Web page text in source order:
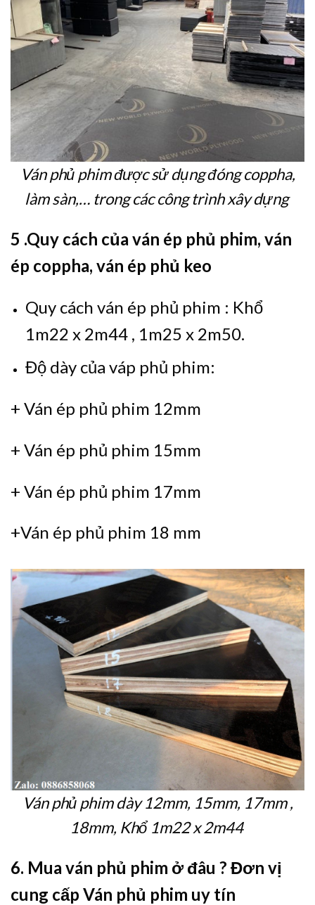
Ván phủ phim được sử dụng đóng coppha,
làm sàn,… trong các công trình xây dựng
5 .Quy cách của ván ép phủ phim, ván
ép coppha, ván ép phủ keo
Quy cách ván ép phủ phim : Khổ
1m22 x 2m44 , 1m25 x 2m50.
Độ dày của váp phủ phim:
+ Ván ép phủ phim 12mm
+ Ván ép phủ phim 15mm
+ Ván ép phủ phim 17mm
+Ván ép phủ phim 18 mm
Ván phủ phim dày 12mm, 15mm, 17mm ,
18mm, Khổ 1m22 x 2m44
6. Mua ván phủ phim ở đâu ? Đơn vị
cung cấp Ván phủ phim uy tín